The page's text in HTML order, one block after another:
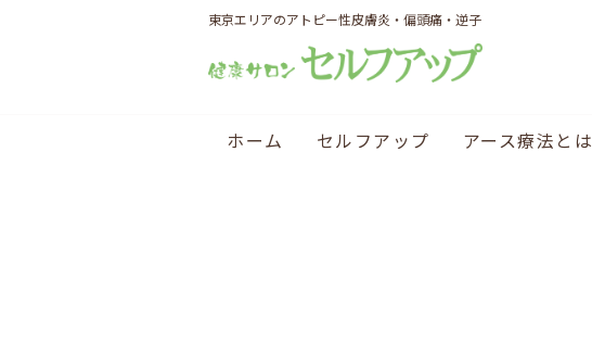
東京エリアのアトピー性皮膚炎・偏頭痛・逆子
ホーム セルフアップ アース療法とは